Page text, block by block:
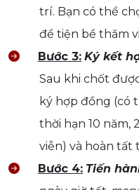
trí. Bạn có thể
để tiện bề thăm
Bước 3: Ký kết
Sau khi chốt
ký hợp đồng (có
thời hạn 10 năm,
viễn) và hoàn tất
Bước 4: Tiến